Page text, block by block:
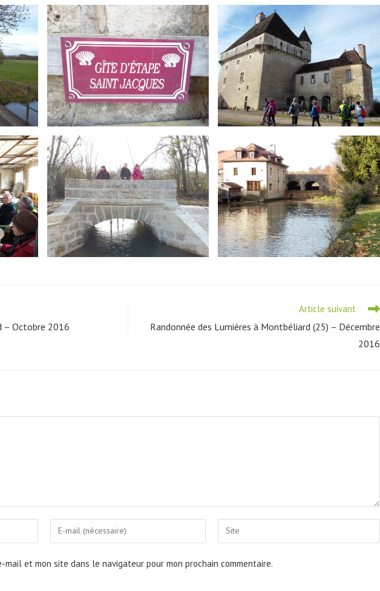
– Octobre 2016
Article suivant
Randonnée des Lumières à Montbéliard (25) – Décembre
2016
Enter
your
Saisir
l’URL
mail et mon site dans le navigateur pour mon prochain commentaire.